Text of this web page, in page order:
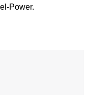
Power.